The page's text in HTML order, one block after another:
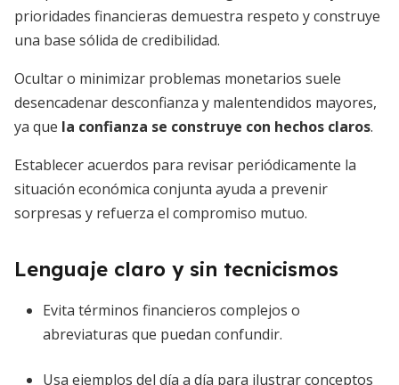
prioridades financieras demuestra respeto y construye
una base sólida de credibilidad.
Ocultar o minimizar problemas monetarios suele
desencadenar desconfianza y malentendidos mayores,
ya que la confianza se construye con hechos claros.
Establecer acuerdos para revisar periódicamente la
situación económica conjunta ayuda a prevenir
sorpresas y refuerza el compromiso mutuo.
Lenguaje claro y sin tecnicismos
Evita términos financieros complejos o
abreviaturas que puedan confundir.
Usa ejemplos del día a día para ilustrar conceptos